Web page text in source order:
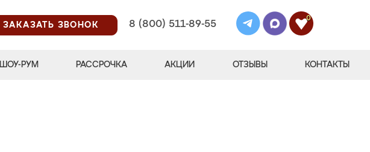
ЗАКАЗАТЬ ЗВОНОК
8 (800) 511-89-55
0
ШОУ-РУМ РАССРОЧКА АКЦИИ ОТЗЫВЫ КОНТАКТЫ